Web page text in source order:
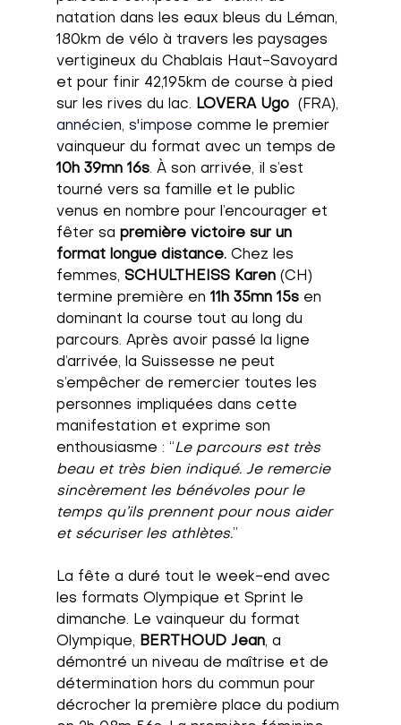
natation dans les eaux bleus du Léman,
180km de vélo à travers les paysages
vertigineux du Chablais Haut-Savoyard
et pour finir 42,195km de course à pied
sur les rives du lac. LOVERA Ugo
(FRA),
annécien, s'impose comme le premier
vainqueur du format avec un temps de
10h 39mn 16s. À son arrivée, il s’est
tourné vers sa famille et le public
venus en nombre pour l’encourager et
fêter sa première victoire sur un
format longue distance. Chez les
femmes, SCHULTHEISS Karen (CH)
termine première en 11h 35mn 15s en
dominant la course tout au long du
parcours. Après avoir passé la ligne
d’arrivée, la Suissesse ne peut
s’empêcher de remercier toutes les
personnes impliquées dans cette
manifestation et exprime son
enthousiasme : “Le parcours est très
beau et très bien indiqué. Je remercie
sincèrement les bénévoles pour le
temps qu’ils prennent pour nous aider
et sécuriser les athlètes.”
La fête a duré tout le week-end avec
les formats Olympique et Sprint le
dimanche. Le vainqueur du format
Olympique, BERTHOUD Jean, a
démontré un niveau de maîtrise et de
détermination hors du commun pour
décrocher la première place du podium